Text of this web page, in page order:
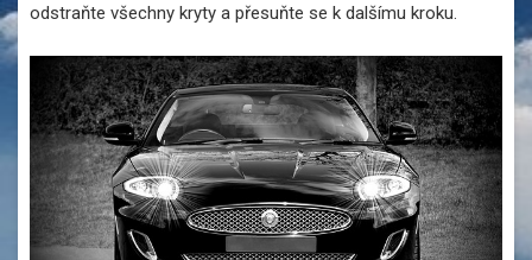
odstraňte všechny kryty a přesuňte se k dalšímu kroku.